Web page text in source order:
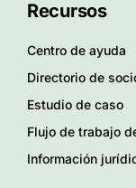
Recursos
Centro de ayuda
Directorio de
Estudio de caso
Flujo de trabajo
Información